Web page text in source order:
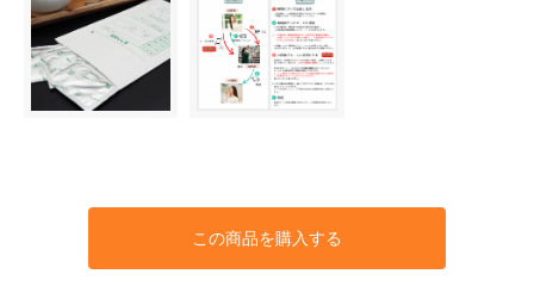
この商品を購入する